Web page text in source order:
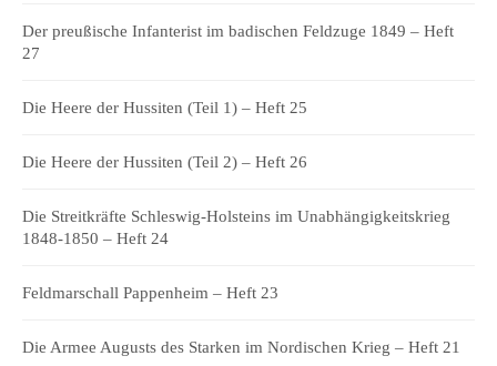
Der preußische Infanterist im badischen Feldzuge 1849 – Heft
27
Die Heere der Hussiten (Teil 1) – Heft 25
Die Heere der Hussiten (Teil 2) – Heft 26
Die Streitkräfte Schleswig-Holsteins im Unabhängigkeitskrieg
1848-1850 – Heft 24
Feldmarschall Pappenheim – Heft 23
Die Armee Augusts des Starken im Nordischen Krieg – Heft 21